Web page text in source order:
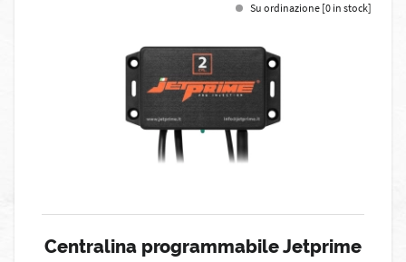
Su ordinazione [0 in stock]
Centralina programmabile Jetprime